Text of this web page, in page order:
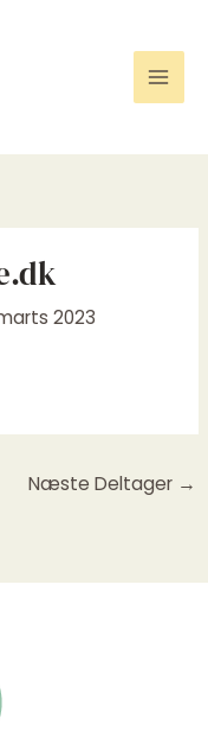
2023
Næste Deltager →